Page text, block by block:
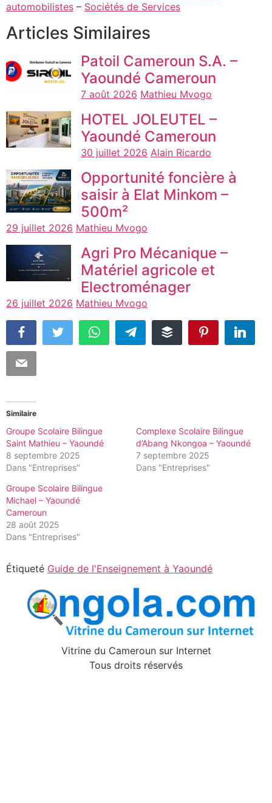
automobilistes – Sociétés de Services
Articles Similaires
Patoil Cameroun S.A. –
Yaoundé Cameroun
7 août 2026 Mathieu Mvogo
HOTEL JOLEUTEL –
Yaoundé Cameroun
30 juillet 2026 Alain Ricardo
Opportunité foncière à
saisir à Elat Minkom –
500m²
29 juillet 2026 Mathieu Mvogo
Agri Pro Mécanique –
Matériel agricole et
Electroménager
26 juillet 2026 Mathieu Mvogo
Similaire
Groupe Scolaire Bilingue
Saint Mathieu – Yaoundé
8 septembre 2025
Dans "Entreprises"
Complexe Scolaire Bilingue
d’Abang Nkongoa – Yaoundé
7 septembre 2025
Dans "Entreprises"
Groupe Scolaire Bilingue
Michael – Yaoundé
Cameroun
28 août 2025
Dans "Entreprises"
Étiqueté Guide de l'Enseignement à Yaoundé
Vitrine du Cameroun sur Internet
Tous droits réservés